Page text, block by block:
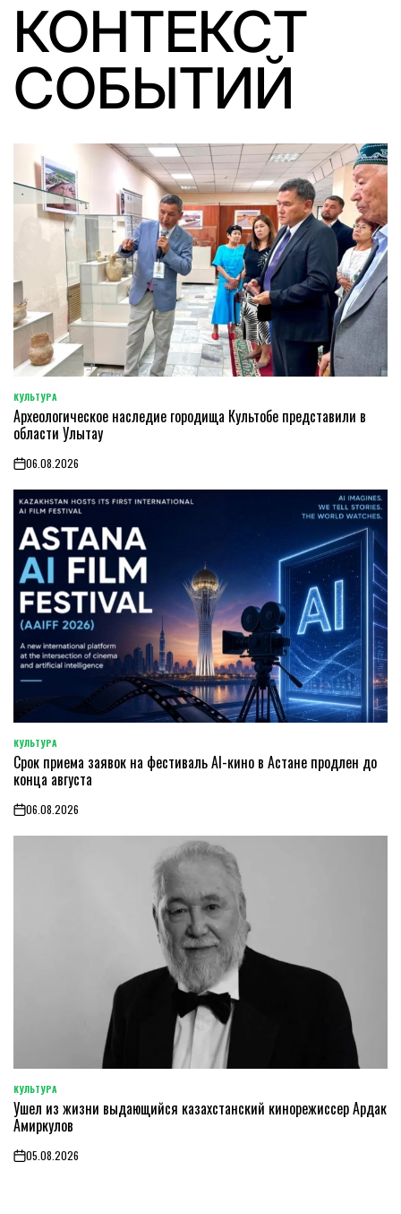
КОНТЕКСТ
СОБЫТИЙ
POSTED
IN
КУЛЬТУРА
Археологическое наследие городища Культобе представили в
области Улытау
on06.08.2026
POSTED
IN
КУЛЬТУРА
Срок приема заявок на фестиваль AI-кино в Астане продлен до
конца августа
on06.08.2026
POSTED
IN
КУЛЬТУРА
Ушел из жизни выдающийся казахстанский кинорежиссер Ардак
Амиркулов
on05.08.2026